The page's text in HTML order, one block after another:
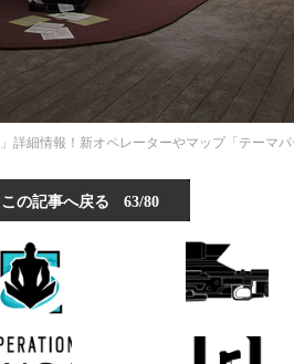
詳細情報！新オペレーターやマップ「テーマ
この記事へ戻る 63/80